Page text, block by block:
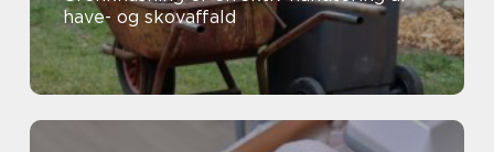
have- og skovaffald